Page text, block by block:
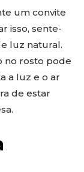
um convite
isso, sente-
luz natural.
no rosto pode
a luz e o ar
de estar